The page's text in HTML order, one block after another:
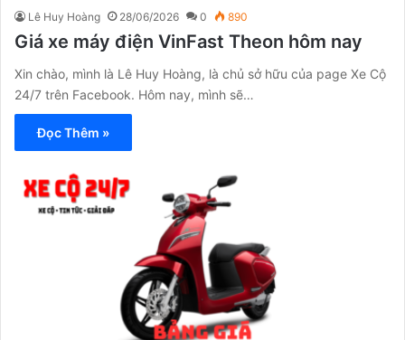
Lê Huy Hoàng 28/06/2026 0 890
Giá xe máy điện VinFast Theon hôm nay
Xin chào, mình là Lê Huy Hoàng, là chủ sở hữu của page Xe Cộ
24/7 trên Facebook. Hôm nay, mình sẽ…
Đọc Thêm »